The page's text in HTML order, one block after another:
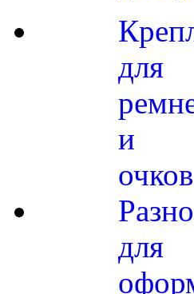
для
и
очков
для